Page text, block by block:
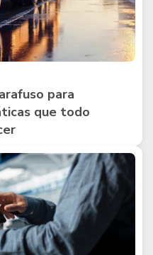
para
que todo